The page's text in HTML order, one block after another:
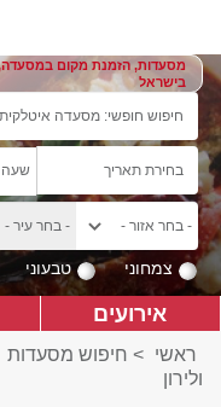
מסעדות, הזמנת מקום
בישראל
צמחוני טבעוני
אירועים
ראשי > חיפוש מסעדות
ולירון